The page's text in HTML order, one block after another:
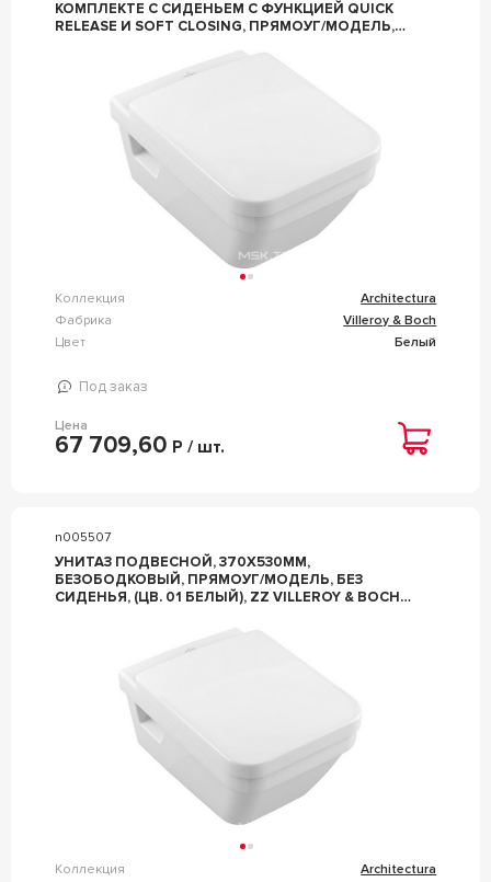
КОМПЛЕКТЕ С СИДЕНЬЕМ С ФУНКЦИЕЙ QUICK
RELEASE И SOFT CLOSING, ПРЯМОУГ/МОДЕЛЬ,
ARCHITECTURA 5685HRR1
Коллекция
Architectura
Фабрика
Villeroy & Boch
Цвет
Белый
Под заказ
Цена
67 709,60 Р / шт.
n005507
УНИТАЗ ПОДВЕСНОЙ, 370Х530ММ,
БЕЗОБОДКОВЫЙ, ПРЯМОУГ/МОДЕЛЬ, БЕЗ
СИДЕНЬЯ, (ЦВ. 01 БЕЛЫЙ), ZZ VILLEROY & BOCH
Коллекция
Architectura